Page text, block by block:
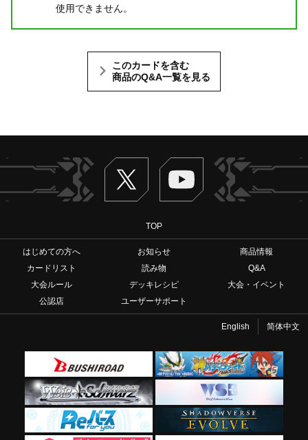
使用できません。
このカードを含む
商品のQ&A一覧を見る
Twitter ヴァンガードch
TOP
はじめての方へ お知らせ
商品情報
カードリスト
読み物
Q&A
大会ルール
デッキレシピ
大会・イベント
公認店
ユーザーサポート
English 简体中文